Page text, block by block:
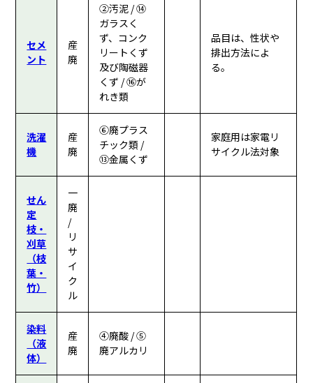
セメ
ント
産
廃
②汚泥 / ⑭
ガラスく
ず、コンク
リートくず
及び陶磁器
くず / ⑯が
れき類
品目は、性状や
排出方法によ
る。
洗濯
機
産
廃
⑥廃プラス
チック類 /
⑬金属くず
家庭用は家電リ
サイクル法対象
せん
定
枝・
刈草
（枝
葉・
竹）
一
廃
/
リ
サ
イ
ク
ル
染料
（液
体）
産
廃
④廃酸 / ⑤
廃アルカリ